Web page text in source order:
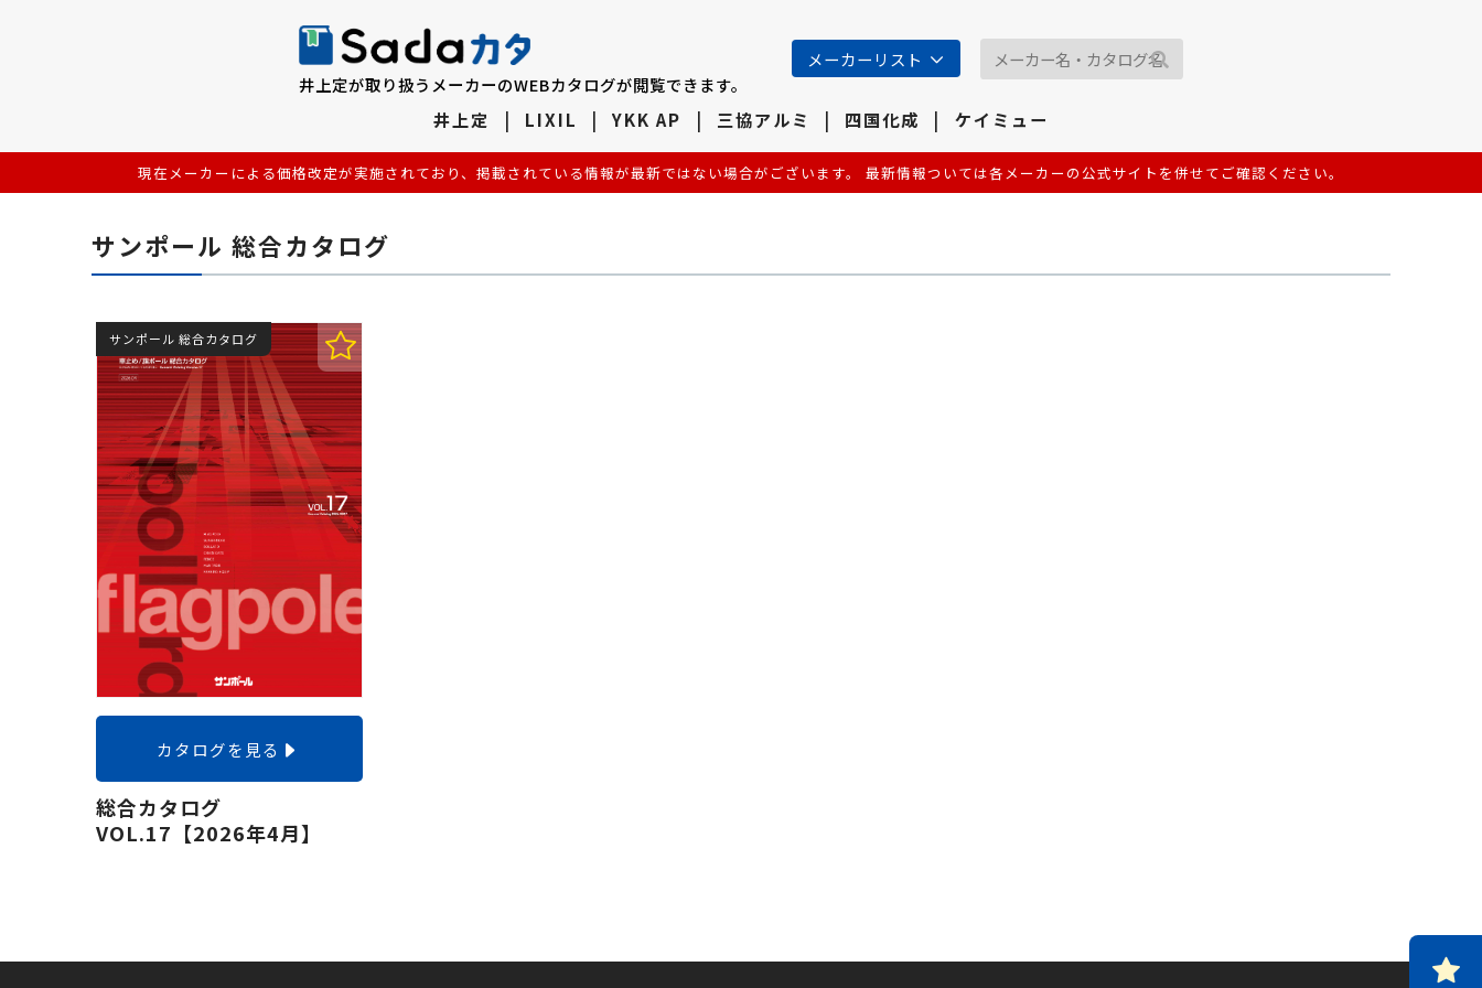
井上定が取り扱うメーカーのWEBカタログが閲覧できます。
メーカーリスト
井上定 LIXIL YKK AP 三協アルミ 四国化成 ケイミュー
現在メーカーによる価格改定が実施されており、掲載されている情報が最新ではない場合がございます。 最新情報ついては各メーカーの公式サイトを併せてご確認ください。
サンポール 総合カタログ
サンポール 総合カタログ
カタログを見る
総合カタログ
VOL.17【2026年4月】